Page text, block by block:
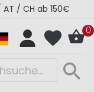
AT / CH ab 150€
0